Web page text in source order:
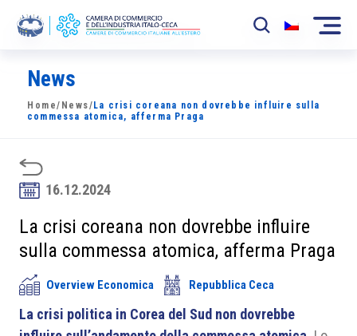
La Camera
News
Sviluppo Mercato
Soci
Partner
Progetti
Area riservata
News
Home/ News/ La crisi coreana non dovrebbe influire sulla
commessa atomica, afferma Praga
16.12.2024
La crisi coreana non dovrebbe influire
sulla commessa atomica, afferma Praga
Overview Economica Repubblica Ceca
La crisi politica in Corea del Sud non dovrebbe